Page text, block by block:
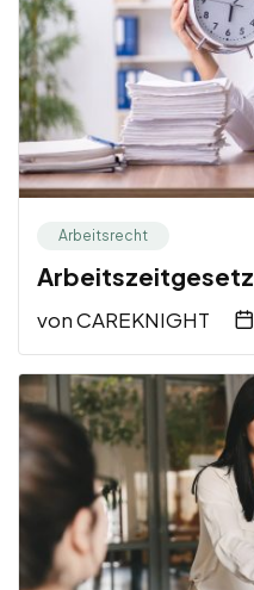
Arbeitsrecht
Arbeitszeitgesetz
vonCAREKNIGHT